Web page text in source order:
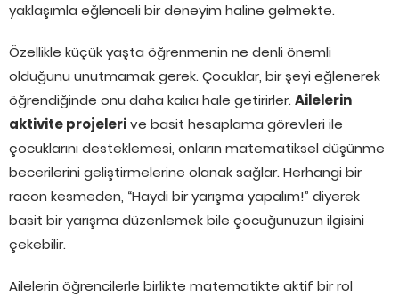
yaklaşımla eğlenceli bir deneyim haline gelmekte.
Özellikle küçük yaşta öğrenmenin ne denli önemli
olduğunu unutmamak gerek. Çocuklar, bir şeyi eğlenerek
öğrendiğinde onu daha kalıcı hale getirirler. Ailelerin
aktivite projelerive basit hesaplama görevleri ile
çocuklarını desteklemesi, onların matematiksel düşünme
becerilerini geliştirmelerine olanak sağlar. Herhangi bir
racon kesmeden, “Haydi bir yarışma yapalım!” diyerek
basit bir yarışma düzenlemek bile çocuğunuzun ilgisini
çekebilir.
Ailelerin öğrencilerle birlikte matematikte aktif bir rol